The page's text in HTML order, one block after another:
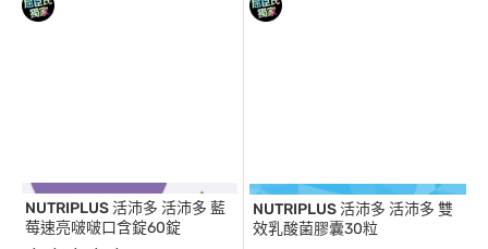
NUTRIPLUS 活沛多 活沛多 藍
莓速亮啵啵口含錠60錠
NUTRIPLUS 活沛多 活沛多 雙
效乳酸菌膠囊30粒